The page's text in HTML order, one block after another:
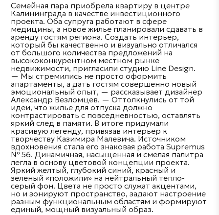
Семейная пара приобрела квартиру в центре
Калининграда в качестве инвестиционного
проекта. Оба супруга работают в сфере
медицины, а новое жилье планировали сдавать в
аренду гостям региона. Создать интерьер,
который бы качественно и визуально отличался
от большого количества предложений на
высококонкурентном местном рынке
недвижимости, пригласили студию Line Design.
— Мы стремились не просто оформить
апартаменты, а дать гостям совершенно новый
эмоциональный опыт, — рассказывает дизайнер
Александр Везломцев. — Оттолкнулись от той
идеи, что жилье для отпуска должно
контрастировать с повседневностью, оставлять
яркий след в памяти. В итоге придумали
красивую легенду, привязав интерьер к
творчеству Казимира Малевича. Источником
вдохновения стала его знаковая работа Supremus
№ 56. Динамичная, насыщенная и смелая палитра
легла в основу цветовой концепции проекта.
Яркий желтый, глубокий синий, красный и
зеленый «положили» на нейтральный тепло-
серый фон. Цвета не просто служат акцентами,
но и зонируют пространство, задают настроение
разным функциональным областям и формируют
единый, мощный визуальный образ.